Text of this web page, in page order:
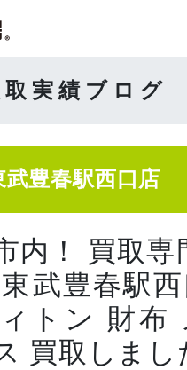
取実績ブログ
武豊春駅西口店
内！ 買取専
武豊春駅
トン 財布
買取しまし